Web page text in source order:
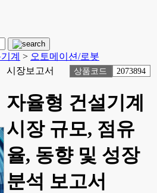
계 > 오토메이션/로봇
시장보고서
상품코드 2073894
자율형 건설기계
시장 규모, 점유
율, 동향 및 성장
분석 보고서